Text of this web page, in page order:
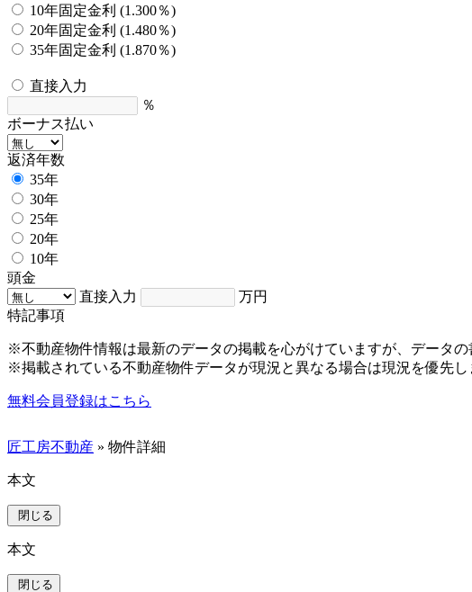
10年固定金利 (1.300％)
20年固定金利 (1.480％)
35年固定金利 (1.870％)
直接入力
％
ボーナス払い
返済年数
35年
30年
25年
20年
10年
頭金
直接入力
万円
特記事項
※不動産物件情報は最新のデータの掲載を心がけていますが、データ
※掲載されている不動産物件データが現況と異なる場合は現況を優先し
無料会員登録はこちら
匠工房不動産 » 物件詳細
本文
閉じる
本文
閉じる